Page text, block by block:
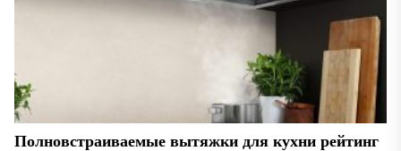
Полновстраиваемые вытяжки для кухни рейтинг